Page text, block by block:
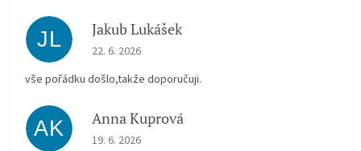
JL Jakub Lukášek
The store rating is 5 out of 5 stars.
22. 6. 2026
vše pořádku došlo,takže doporučuji.
AK Anna Kuprová
The store rating is 5 out of 5 stars.
19. 6. 2026